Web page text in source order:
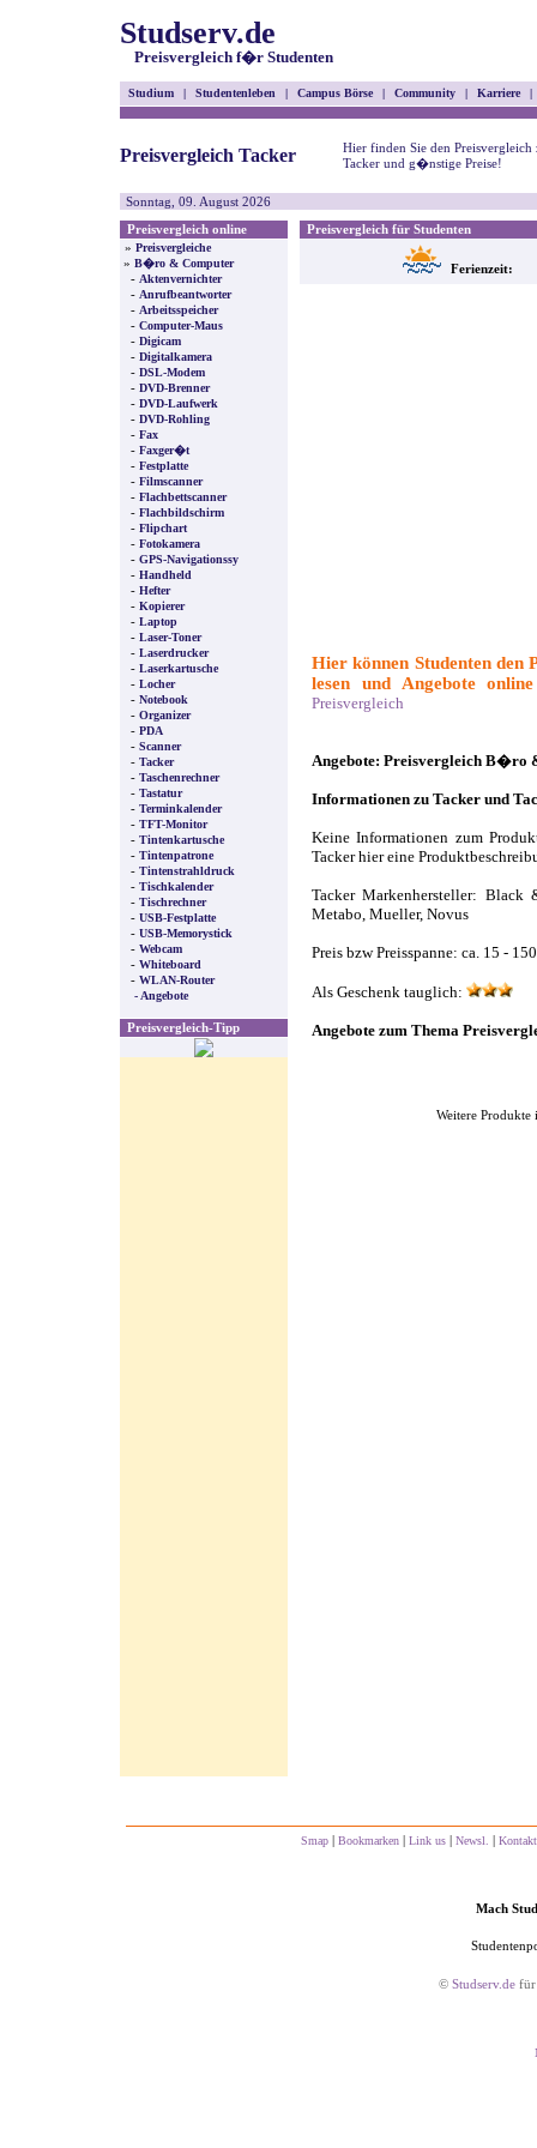
Studserv.de
Preisvergleich f�r Studenten
Studium | Studentenleben | Campus Börse | Community | Karriere |
Preisvergleich Tacker
Hier finden Sie den Preisvergleich
Tacker und g�nstige Preise!
Sonntag, 09. August 2026
Preisvergleich online
» Preisvergleiche
» B�ro & Computer
- Aktenvernichter
- Anrufbeantworter
- Arbeitsspeicher
- Computer-Maus
- Digicam
- Digitalkamera
- DSL-Modem
- DVD-Brenner
- DVD-Laufwerk
- DVD-Rohling
- Fax
- Faxger�t
- Festplatte
- Filmscanner
- Flachbettscanner
- Flachbildschirm
- Flipchart
- Fotokamera
- GPS-Navigationssy
- Handheld
- Hefter
- Kopierer
- Laptop
- Laser-Toner
- Laserdrucker
- Laserkartusche
- Locher
- Notebook
- Organizer
- PDA
- Scanner
- Tacker
- Taschenrechner
- Tastatur
- Terminkalender
- TFT-Monitor
- Tintenkartusche
- Tintenpatrone
- Tintenstrahldruck
- Tischkalender
- Tischrechner
- USB-Festplatte
- USB-Memorystick
- Webcam
- Whiteboard
- WLAN-Router
- Angebote
Preisvergleich-Tipp
Preisvergleich für Studenten
Ferienzeit:
Hier können Studenten den
lesen und Angebote
Preisvergleich
Angebote: Preisvergleich B�ro
Informationen zu Tacker und
Keine Informationen zum
Tacker hier eine
Tacker Markenhersteller: Black
Metabo, Mueller, Novus
Preis bzw Preisspanne: ca. 15 -
Als Geschenk tauglich:
Angebote zum Thema
Weitere Produkte
Smap | Bookmarken | Link us | Newsl. | Kontakt
Mach
© Studserv.de für